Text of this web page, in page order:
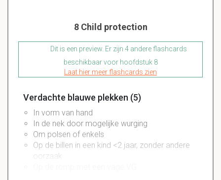
8 Child protection
Dit is een preview. Er zijn 4 andere flashcards
beschikbaar voor hoofdstuk 8
Laat hier meer flashcards zien
Verdachte blauwe plekken (5)
In vorm van hand
In de nek door mogelijke wurging
Om polsen of enkels
Op de billen in een kind <2 jaar, zonder andere
oorzaak